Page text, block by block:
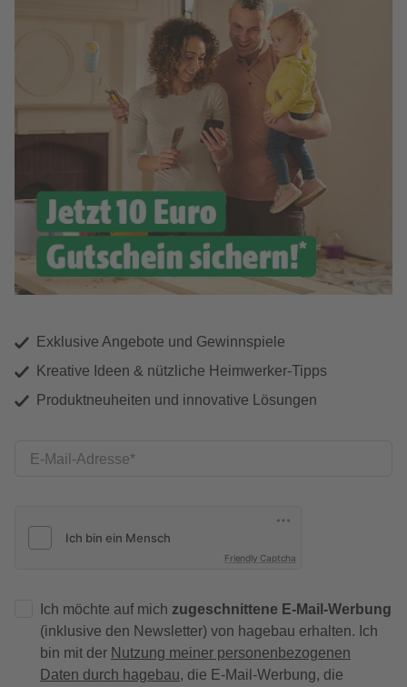
Exklusive Angebote und Gewinnspiele
Kreative Ideen & nützliche Heimwerker-Tipps
Produktneuheiten und innovative Lösungen
E-Mail-Adresse
Friendly Captcha
Ich möchte auf mich zugeschnittene E-Mail-Werbung
(inklusive den Newsletter) von hagebau erhalten. Ich
bin mit der Nutzung meiner personenbezogenen
Daten durch hagebau, die E-Mail-Werbung, die